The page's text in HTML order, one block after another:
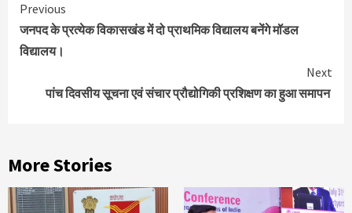
Continue
Reading
Previous
जनपद के प्रत्येक विकासखंड में दो प्राथमिक विद्यालय बनेंगे मॉडल
विद्यालय।
Next
पांच दिवसीय सूचना एवं संचार प्रौद्योगिकी प्रशिक्षण का हुआ समापन
More Stories